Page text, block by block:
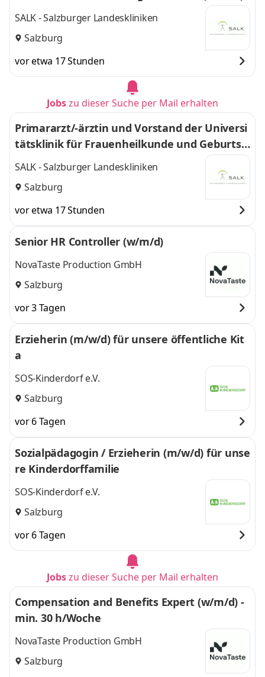
SALK - Salzburger Landeskliniken
Salzburg
vor etwa 17 Stunden
Jobszu dieser Suche per Mail erhalten
Primararzt/-ärztin und Vorstand der Universi
tätsklinik für Frauenheilkunde und Geburtsh
ilfe der PMU (w/m/d)
SALK - Salzburger Landeskliniken
Salzburg
vor etwa 17 Stunden
Senior HR Controller (w/m/d)
NovaTaste Production GmbH
Salzburg
vor 3 Tagen
Erzieherin (m/w/d) für unsere öffentliche Kit
a
SOS-Kinderdorf e.V.
Salzburg
vor 6 Tagen
Sozialpädagogin / Erzieherin (m/w/d) für unse
re Kinderdorffamilie
SOS-Kinderdorf e.V.
Salzburg
vor 6 Tagen
Jobszu dieser Suche per Mail erhalten
Compensation and Benefits Expert (w/m/d) -
min. 30 h/Woche
NovaTaste Production GmbH
Salzburg